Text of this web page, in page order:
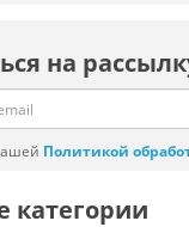
на
Политикой
категории